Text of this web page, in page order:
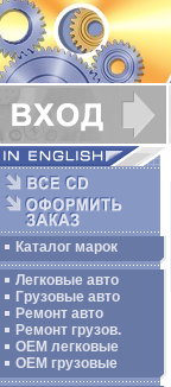
Каталог марок
Легковые авто
Грузовые авто
Ремонт авто
Ремонт грузов.
ОЕМ легковые
OEM грузовые